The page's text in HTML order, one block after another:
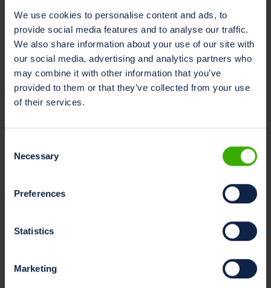
We use cookies to personalise content and ads, to
provide social media features and to analyse our traffic.
We also share information about your use of our site with
our social media, advertising and analytics partners who
may combine it with other information that you’ve
provided to them or that they’ve collected from your use
of their services.
Selection
Necessary
Preferences
Statistics
Marketing
Het Milk Sustainability Center zal ook vertegenwoordigd
zijn op deEUROTIER 2024-beurs in Hannover, Duitsland,
op de John Deere-stand in hal 27, stand D15. Dinamica
Generale zal ook aanwezig zijn op Eurotier in Hal 27,
stand F56.
Over Dinamica Generale
Dinamica Generale (www.dinamicagenerale.com), een
toonaangevend Italiaans bedrijf met een wereldwijde
aanwezigheid, is gespecialiseerd in de ontwikkeling en
cloudtoepassingen voor precisievoeding en
precisielandbouw. De geavanceerde technologie van
optimaliseren van veevoer en gewasbeheer en draagt
landbouwpraktijken. Met een toewijding aan kwaliteit en
continue verbetering is het bedrijf een vertrouwde